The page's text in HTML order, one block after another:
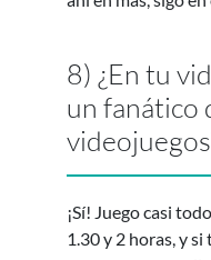
8) ¿En tu
un fanático
¡Sí! Juego casi
1.30 y 2 horas, y